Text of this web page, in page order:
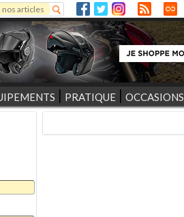
recherche
PRATIQUE OCCASIONS